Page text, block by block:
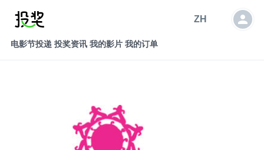
ZH
电影节投递 投奖资讯 我的影片 我的订单